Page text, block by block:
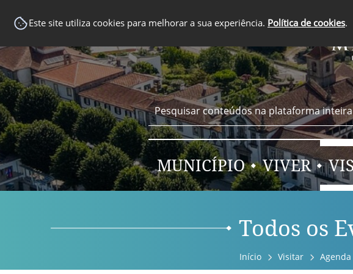
Este site utiliza cookies para melhorar a sua experiência. Política de cookies.
MUNICÍPIO VIVER
Todos os
Início Visitar